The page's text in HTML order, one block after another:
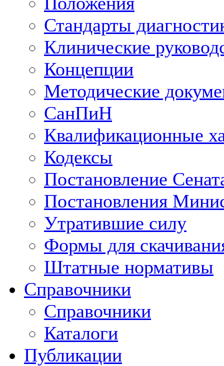
Стандарты
Клинические
Концепции
Методические
СанПиН
Квалификационные
Кодексы
Постановление
Постановления
Утратившие силу
Формы для
Штатные нормативы
Справочники
Справочники
Каталоги
Публикации